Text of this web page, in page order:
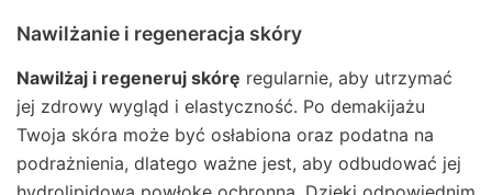
Nawilżanie i regeneracja skóry
Nawilżaj i regeneruj skórę regularnie, aby utrzymać
jej zdrowy wygląd i elastyczność. Po demakijażu
Twoja skóra może być osłabiona oraz podatna na
podrażnienia, dlatego ważne jest, aby odbudować jej